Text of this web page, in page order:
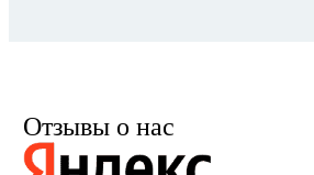
Отзывы о нас